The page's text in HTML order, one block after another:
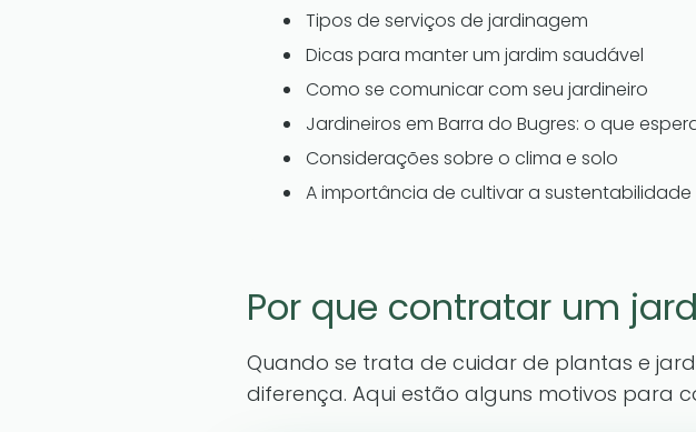
Tipos de serviços de jardinagem
Dicas para manter um jardim saudável
Como se comunicar com seu jardineiro
Jardineiros em Barra do Bugres: o que
Considerações sobre o clima e solo
A importância de cultivar a sustentabilidade
Por que contratar um
Quando se trata de cuidar de plantas e
diferença. Aqui estão alguns motivos para